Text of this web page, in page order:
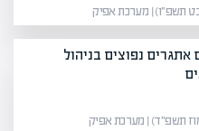
נפוצים בניהול